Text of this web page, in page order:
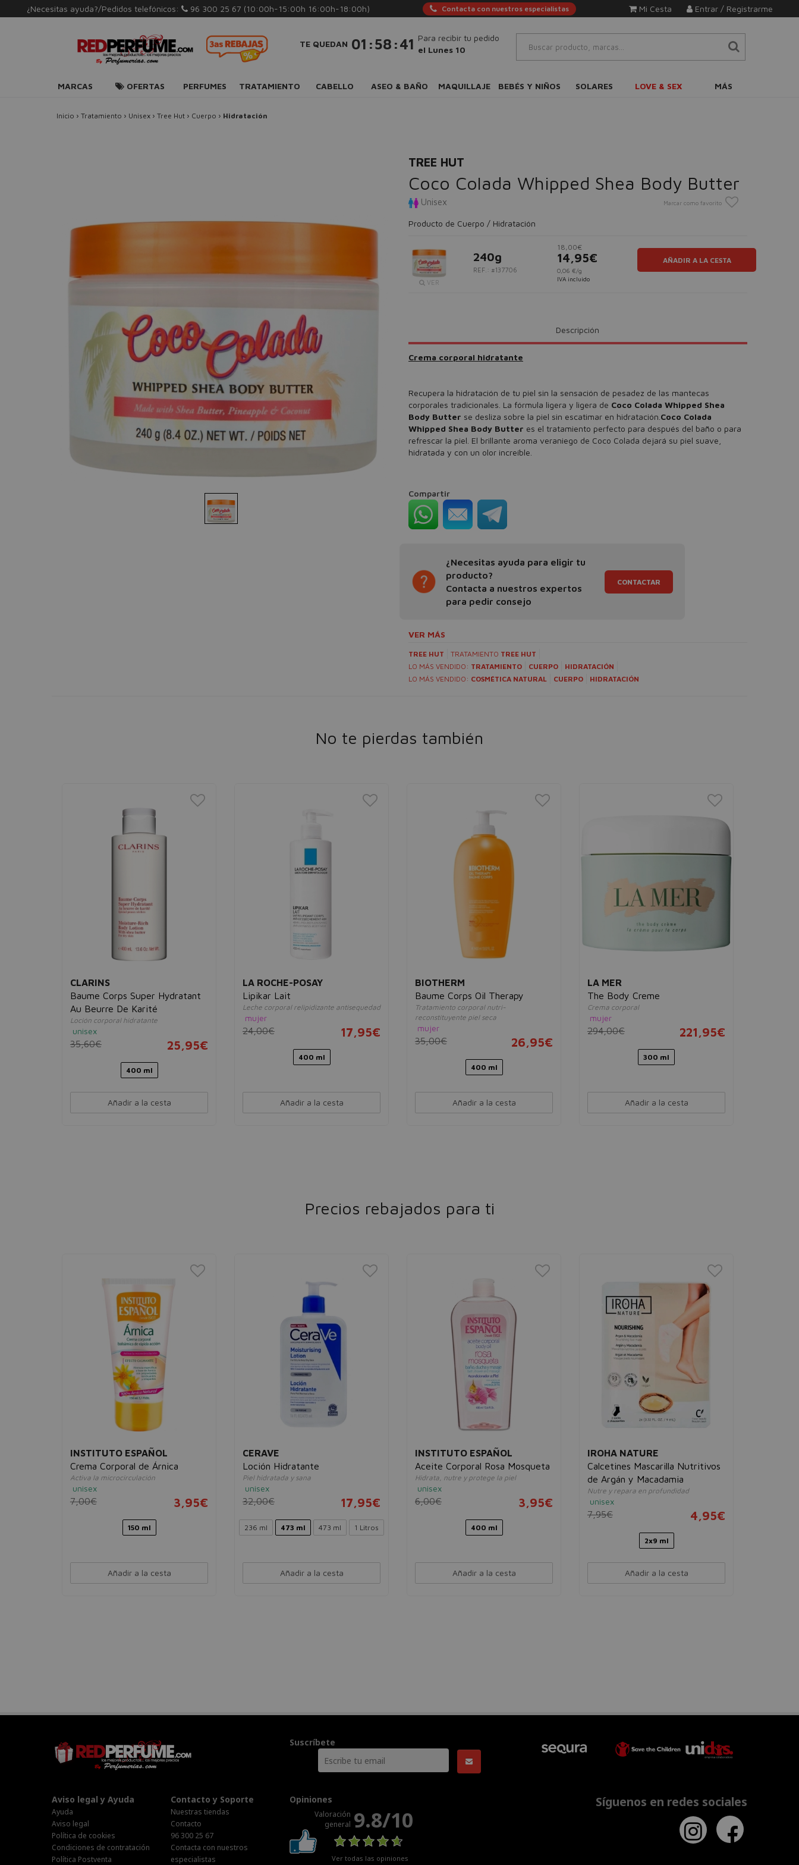
¿Necesitas ayuda?/Pedidos telefónicos: 96 300 25 67 (10:00h-15:00h 16:00h-18:00h) Contacta con nuestros especialistas Entrar / Registrarme
Mi Cesta
TE QUEDAN 01:58:40
Para recibir tu pedido
el Lunes 10
MARCAS OFERTAS PERFUMES TRATAMIENTO CABELLO ASEO & BAÑO MAQUILLAJE BEBÉS Y NIÑOS SOLARES LOVE & SEX MÁS
Inicio › Tratamiento › Unisex › Tree Hut › Cuerpo › Hidratación
TREE HUT
Coco Colada Whipped Shea Body Butter
Unisex Marcar como favorito
Producto de Cuerpo / Hidratación
VER
240g
REF.: #137706
18,00€
14,95€
0,06 €/g
IVA incluido
AÑADIR A LA CESTA
Descripción
Crema corporal hidratante
Recupera la hidratación de tu piel sin la sensación de pesadez de las mantecas
corporales tradicionales. La fórmula ligera y ligera de Coco Colada Whipped Shea
Body Butter se desliza sobre la piel sin escatimar en hidratación. Coco Colada
Whipped Shea Body Butter es el tratamiento perfecto para después del baño o para
refrescar la piel. El brillante aroma veraniego de Coco Colada dejará su piel suave,
hidratada y con un olor increíble.
Compartir
¿Necesitas ayuda para eligir tu
producto?
Contacta a nuestros expertos
para pedir consejo
CONTACTAR
VER MÁS
TREE HUT TRATAMIENTO TREE HUT
LO MÁS VENDIDO: TRATAMIENTO CUERPO
HIDRATACIÓN
LO MÁS VENDIDO: COSMÉTICA NATURAL CUERPO HIDRATACIÓN
No te pierdas también
CLARINS
Baume Corps Super Hydratant
Au Beurre De Karité
Loción corporal hidratante
unisex
35,60€ 25,95€
400 ml
Añadir a la cesta
LA ROCHE-POSAY
Lipikar Lait
Leche corporal relipidizante antisequedad
mujer
24,00€ 17,95€
400 ml
Añadir a la cesta
BIOTHERM
Baume Corps Oil Therapy
Tratamiento corporal nutri-
reconstituyente piel seca
mujer
35,00€ 26,95€
400 ml
Añadir a la cesta
LA MER
The Body Creme
Crema corporal
mujer
294,00€ 221,95€
300 ml
Añadir a la cesta
Precios rebajados para ti
INSTITUTO ESPAÑOL
Crema Corporal de Árnica
Activa la microcirculación
unisex
7,00€ 3,95€
150 ml
Añadir a la cesta
CERAVE
Loción Hidratante
Piel hidratada y sana
unisex
32,00€ 17,95€
236 ml 473 ml 473 ml 1 Litros
Añadir a la cesta
INSTITUTO ESPAÑOL
Aceite Corporal Rosa Mosqueta
Hidrata, nutre y protege la piel
unisex
6,00€ 3,95€
400 ml
Añadir a la cesta
IROHA NATURE
Calcetines Mascarilla Nutritivos
de Argán y Macadamia
Nutre y repara en profundidad
unisex
7,95€ 4,95€
2x9 ml
Añadir a la cesta
Suscríbete
Aviso legal y Ayuda
Ayuda
Aviso legal
Política de cookies
Condiciones de contratación
Política Postventa
Contacto y Soporte
Nuestras tiendas
Contacto
96 300 25 67
Contacta con nuestros
especialistas
Opiniones
Valoración
general 9.8/10
Ver todas las opiniones
Síguenos en redes sociales